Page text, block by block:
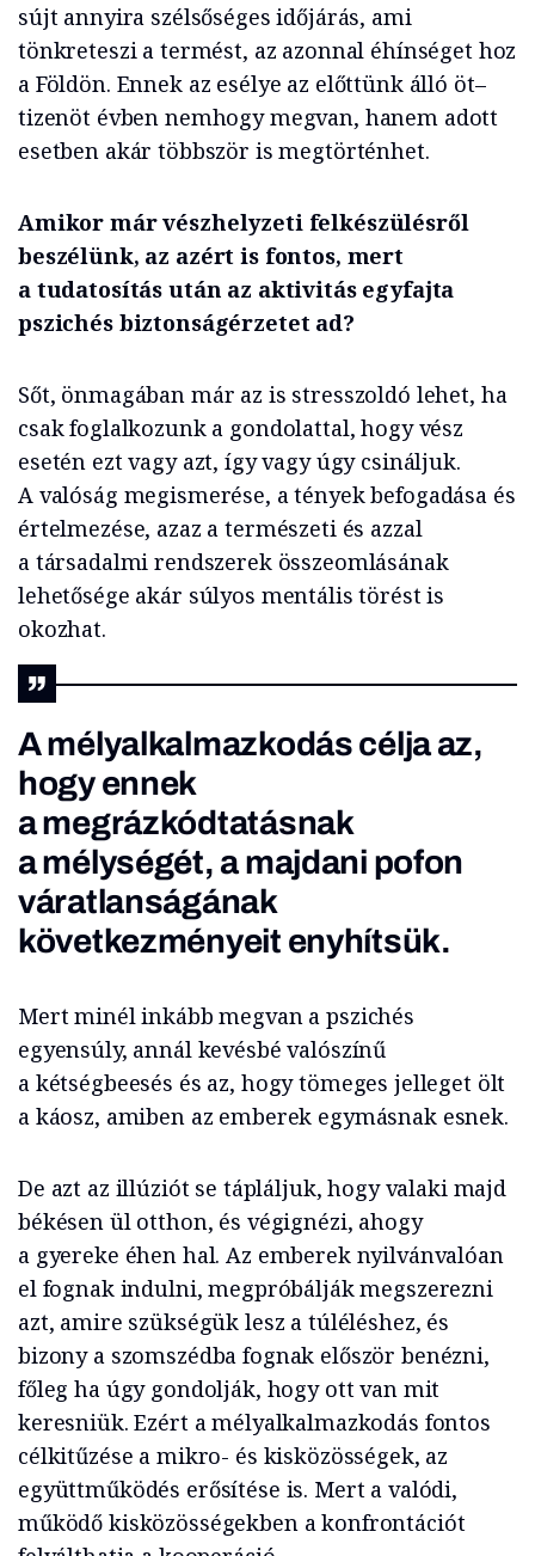
sújt annyira szélsőséges időjárás, ami
tönkreteszi a termést, az azonnal éhínséget hoz
a Földön. Ennek az esélye az előttünk álló öt–
tizenöt évben nemhogy megvan, hanem adott
esetben akár többször is megtörténhet.
Amikor már vészhelyzeti felkészülésről
beszélünk, az azért is fontos, mert
a tudatosítás után az aktivitás egyfajta
pszichés biztonságérzetet ad?
Sőt, önmagában már az is stresszoldó lehet, ha
csak foglalkozunk a gondolattal, hogy vész
esetén ezt vagy azt, így vagy úgy csináljuk.
A valóság megismerése, a tények befogadása és
értelmezése, azaz a természeti és azzal
a társadalmi rendszerek összeomlásának
lehetősége akár súlyos mentális törést is
okozhat.
A mélyalkalmazkodás célja az,
hogy ennek
a megrázkódtatásnak
a mélységét, a majdani pofon
váratlanságának
következményeit enyhítsük.
Mert minél inkább megvan a pszichés
egyensúly, annál kevésbé valószínű
a kétségbeesés és az, hogy tömeges jelleget ölt
a káosz, amiben az emberek egymásnak esnek.
De azt az illúziót se tápláljuk, hogy valaki majd
békésen ül otthon, és végignézi, ahogy
a gyereke éhen hal. Az emberek nyilvánvalóan
el fognak indulni, megpróbálják megszerezni
azt, amire szükségük lesz a túléléshez, és
bizony a szomszédba fognak először benézni,
főleg ha úgy gondolják, hogy ott van mit
keresniük. Ezért a mélyalkalmazkodás fontos
célkitűzése a mikro- és kisközösségek, az
együttműködés erősítése is. Mert a valódi,
működő kisközösségekben a konfrontációt